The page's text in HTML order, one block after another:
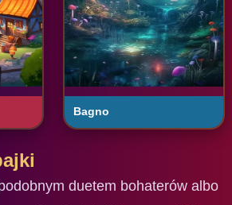
Bagno
duetem bohaterów albo